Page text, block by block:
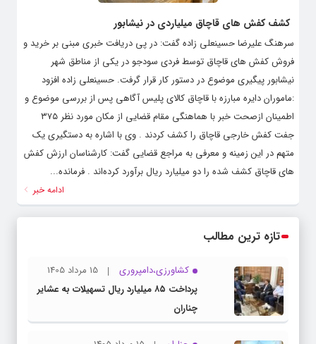
کشف کفش های قاچاق میلیاردی در نیشابور
سرهنگ علیرضا حسینعلی زاده گفت: در پی دریافت خبری مبنی بر خرید و
فروش کفش های قاچاق توسط فردی سودجو در یکی از مناطق شهر
نیشابور پیگیری موضوع در دستور کار قرار گرفت. حسینعلی زاده افزود
:ماموران دایره مبارزه با قاچاق کالای پلیس آگاهی پس از بررسی موضوع و
اطمینان ازصحت خبر با هماهنگی مقام قضایی از مکان مورد نظر ۳۷۵
جفت کفش خارجی قاچاق را کشف کردند . وی با اشاره به دستگیری یک
متهم در این زمینه و معرفی به مراجع قضایی گفت: کارشناسان ارزش کفش
های قاچاق کشف شده را دو میلیارد ریال برآورد کرده‌اند . فرمانده...
ادامه خبر
تازه ترین مطالب
کشاورزی،دامپروری
15 مرداد 1405
پرداخت ۸۵ میلیارد ریال تسهیلات به عشایر
چناران